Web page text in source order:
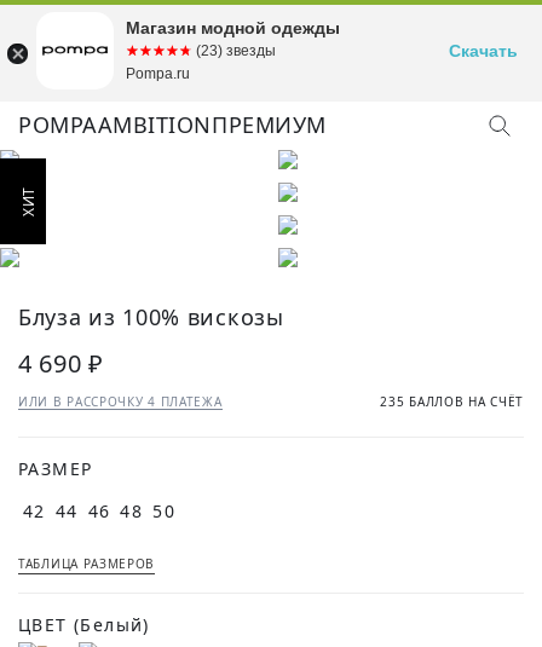
POMPAAMBITIONПРЕМИУМ
КУПИТЬ ОБРАЗ
Блуза из 100% вискозы
4 690 ₽
ИЛИ В РАССРОЧКУ 4 ПЛАТЕЖА 235 БАЛЛОВ НА СЧЁТ
РАЗМЕР
42 44 46 48 50
ТАБЛИЦА РАЗМЕРОВ
ЦВЕТ (Белый)
Магазин модной одежды
☆☆☆☆☆
★★★★★ (23) звезды
Pompa.ru
Скачать